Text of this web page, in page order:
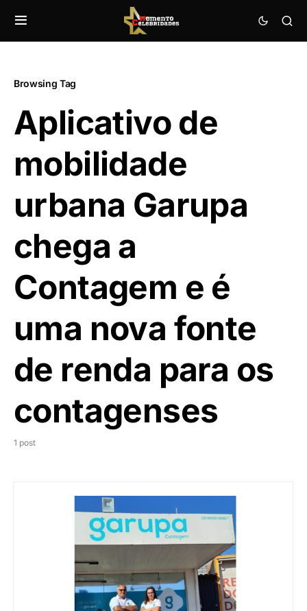
Browsing Tag
Aplicativo de
mobilidade
urbana Garupa
chega a
Contagem e é
uma nova fonte
de renda para os
contagenses
1 post